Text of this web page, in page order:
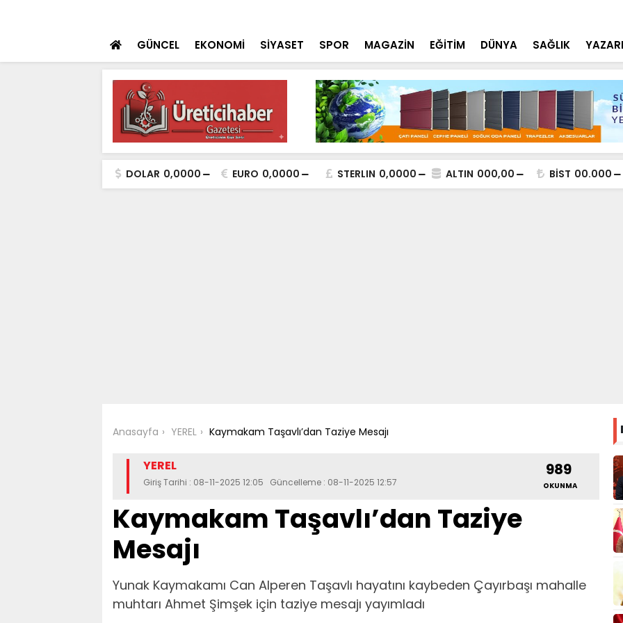
GÜNCEL EKONOMİ SİYASET SPOR MAGAZİN EĞİTİM DÜNYA SAĞLIK
DOLAR 0,0000 EURO 0,0000 STERLIN 0,0000 ALTIN 000,00 BİST 00.000
Anasayfa YEREL Kaymakam Taşavlı’dan Taziye Mesajı
YEREL
Giriş Tarihi : 08-11-2025 12:05 Güncelleme : 08-11-2025 12:57
989
OKUNMA
Kaymakam Taşavlı’dan Taziye
Mesajı
Yunak Kaymakamı Can Alperen Taşavlı hayatını kaybeden Çayırbaşı mahalle
muhtarı Ahmet Şimşek için taziye mesajı yayımladı